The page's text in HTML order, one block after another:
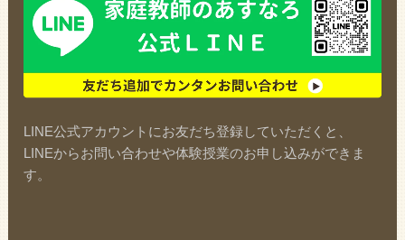
LINE公式アカウントにお友だち登録していただくと、
LINEからお問い合わせや体験授業のお申し込みができま
す。